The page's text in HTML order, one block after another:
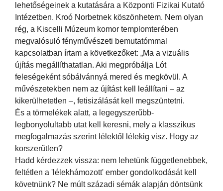
lehetőségeinek a kutatására a Központi Fizikai Kutató
Intézetben. Kroó Norbetnek köszönhetem. Nem olyan
rég, a Kiscelli Múzeum komor templomterében
megvalósuló fényművészeti bemutatómmal
kapcsolatban írtam a következőket: „Ma a vizuális
újítás megállíthatatlan. Aki megpróbálja Lót
feleségeként sóbálvánnyá mered és megkövül. A
művészetekben nem az újítást kell leállítani – az
kikerülhetetlen –, fetisizálását kell megszüntetni.
És a törmelékek alatt, a legegyszerűbb-
legbonyolultabb utat kell keresni, mely a klasszikus
megfogalmazás szerint lélektől lélekig visz. Hogy az
korszerűtlen?
Hadd kérdezzek vissza: nem lehetünk függetlenebbek,
feltétlen a 'lélekhámozott' ember gondolkodását kell
követnünk? Ne múlt századi sémák alapján döntsünk